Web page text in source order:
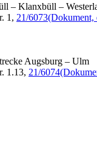
– Klanxbüll –
1, 21/6073(Dokument,
Augsburg – Ulm
1.13, 21/6074